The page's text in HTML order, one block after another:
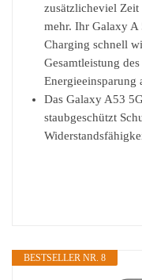
zusätzlicheviel Zeit
mehr. Ihr Galaxy A
Charging schnell
Gesamtleistung
Energieeinsparung
Das Galaxy A53
staubgeschützt
BESTSELLER NR. 8